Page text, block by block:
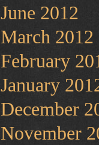
June 2012
March 2012
February
January
December
November